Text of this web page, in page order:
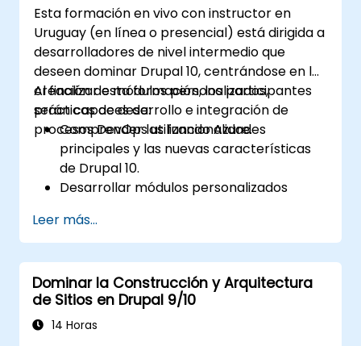
Esta formación en vivo con instructor en
Uruguay (en línea o presencial) está dirigida a
desarrolladores de nivel intermedio que
deseen dominar Drupal 10, centrándose en la
creación de módulos personalizados,
prácticas de desarrollo e integración de
procesos DevOps utilizando Azure.
Al finalizar esta formación, los participantes
serán capaces de:
Comprender las funcionalidades
principales y las nuevas características
de Drupal 10.
Desarrollar módulos personalizados
Implementar las mejores prácticas en el
desarrollo de Drupal.
Configurar y gestionar entornos de
desarrollo utilizando servicios de Azure.
Automatizar el despliegue y la
escalabilidad mediante herramientas de
Leer más...
Dominar la Construcción y Arquitectura
de Sitios en Drupal 9/10
14 Horas